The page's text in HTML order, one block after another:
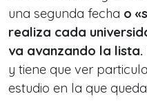
una segunda fecha o
realiza cada
va avanzando la lista.
y tiene que ver
estudio en la que